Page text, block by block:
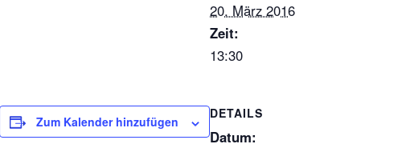
20. März 2016
Zeit:
13:30
Zum Kalender hinzufügen
DETAILS
Datum: